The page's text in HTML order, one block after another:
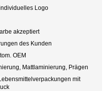
Logo
akzeptiert
des Kunden
OEM
Mattlaminierung, Prägen
mit